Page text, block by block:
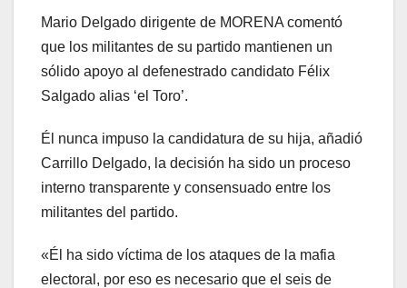
Mario Delgado dirigente de MORENA comentó
que los militantes de su partido mantienen un
sólido apoyo al defenestrado candidato Félix
Salgado alias ‘el Toro’.
Él nunca impuso la candidatura de su hija, añadió
Carrillo Delgado, la decisión ha sido un proceso
interno transparente y consensuado entre los
militantes del partido.
«Él ha sido víctima de los ataques de la mafia
electoral, por eso es necesario que el seis de